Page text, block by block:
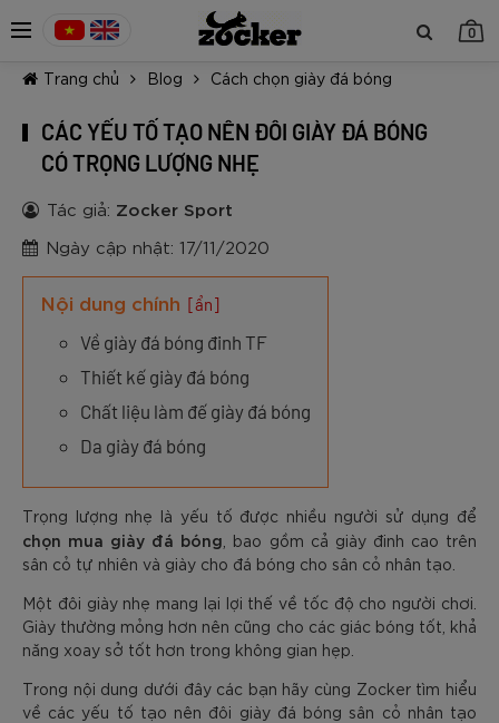
0
Trang chủ Blog Cách chọn giày đá bóng
CÁC YẾU TỐ TẠO NÊN ĐÔI GIÀY ĐÁ BÓNG
CÓ TRỌNG LƯỢNG NHẸ
Tác giả: Zocker Sport
Ngày cập nhật: 17/11/2020
Nội dung chính [ẩn]
Về giày đá bóng đinh TF
Thiết kế giày đá bóng
Chất liệu làm đế giày đá bóng
Da giày đá bóng
Trọng lượng nhẹ là yếu tố được nhiều người sử dụng để
chọn mua giày đá bóng , bao gồm cả giày đinh cao trên
sân cỏ tự nhiên và giày cho đá bóng cho sân cỏ nhân tạo.
Một đôi giày nhẹ mang lại lợi thế về tốc độ cho người chơi.
Giày thường mỏng hơn nên cũng cho các giác bóng tốt, khả
năng xoay sở tốt hơn trong không gian hẹp.
Trong nội dung dưới đây các bạn hãy cùng Zocker tìm hiểu
về các yếu tố tạo nên đôi giày đá bóng sân cỏ nhân tạo